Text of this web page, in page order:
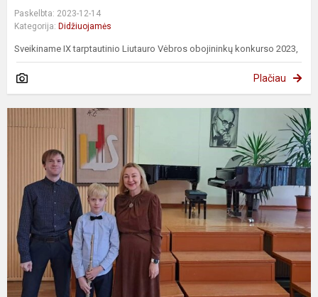
Paskelbta: 2023-12-14
Kategorija: Didžiuojamės
Sveikiname IX tarptautinio Liutauro Vėbros obojininkų konkurso 2023,
Plačiau